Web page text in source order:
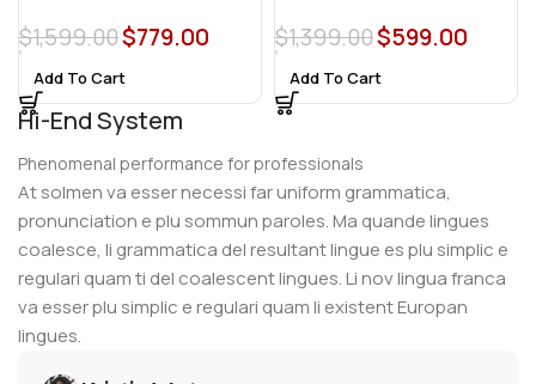
$1,599.00$779.00
Add To Cart
$1,399.00$599.00
Add To Cart
Hi-End System
Phenomenal performance for professionals
At solmen va esser necessi far uniform grammatica,
pronunciation e plu sommun paroles. Ma quande lingues
coalesce, li grammatica del resultant lingue es plu simplic e
regulari quam ti del coalescent lingues. Li nov lingua franca
va esser plu simplic e regulari quam li existent Europan
lingues.